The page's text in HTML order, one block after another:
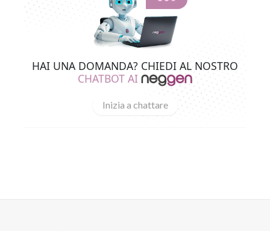
HAI UNA DOMANDA? CHIEDI AL NOSTRO
CHATBOT AI
Inizia a chattare